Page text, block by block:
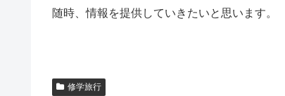
随時、情報を提供していきたいと思います。
修学旅行